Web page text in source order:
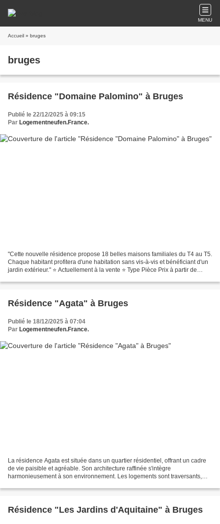
MENU
Accueil » bruges
bruges
Résidence "Domaine Palomino" à Bruges
Publié le 22/12/2025 à 09:15
Par Logementneufen.France.
"Cette nouvelle résidence propose 18 belles maisons familiales du T4 au T5.
Chaque habitant profitera d'une habitation sans vis-à-vis et bénéficiant d'un
jardin extérieur." ⭐ Actuellement à la vente ⭐ Type Pièce Prix à partir de
Résidence "Agata" à Bruges
Publié le 18/12/2025 à 07:04
Par Logementneufen.France.
La résidence Agata est située dans un quartier résidentiel, offrant un cadre
de vie paisible et agréable. Son architecture raffinée s'intègre
harmonieusement à son environnement. Les logements sont traversants,
Résidence "Les Jardins d'Aquitaine" à Bruges